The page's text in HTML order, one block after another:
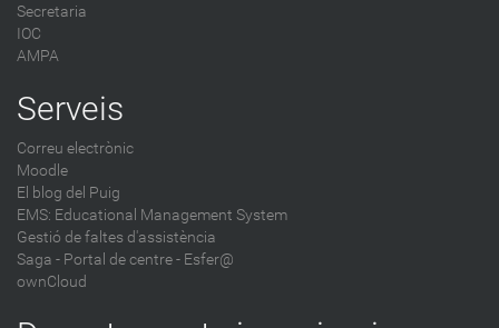
Secretaria
IOC
AMPA
Serveis
Correu electrònic
Moodle
El blog del Puig
EMS: Educational Management System
Gestió de faltes d'assistència
Saga - Portal de centre - Esfer@
ownCloud